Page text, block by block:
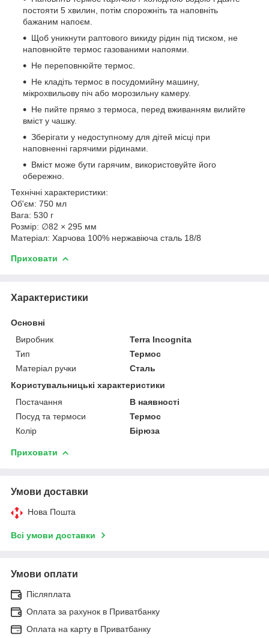
постояти 5 хвилин, потім спорожніть та наповніть
бажаним напоєм.
Щоб уникнути раптового викиду рідин під тиском, не
наповнюйте термос газованими напоями.
Не переповнюйте термос.
Не кладіть термос в посудомийну машину,
мікрохвильову піч або морозильну камеру.
Не пийте прямо з термоса, перед вживанням вилийте
вміст у чашку.
Зберігати у недоступному для дітей місці при
наповненні гарячими рідинами.
Вміст може бути гарячим, використовуйте його
обережно.
Технічні характеристики:
Об'єм: 750 мл
Вага: 530 г
Розмір: ∅82 × 295 мм
Матеріал: Харчова 100% нержавіюча сталь 18/8
Приховати
Характеристики
Основні
Виробник
Terra Incognita
Тип
Термос
Матеріал ручки
Сталь
Користувальницькі характеристики
Постачання
В наявності
Посуд та термоси
Термос
Колір
Бірюза
Приховати
Умови доставки
Нова Пошта
Всі умови доставки
Умови оплати
Післяплата
Оплата за рахунок в Приватбанку
Оплата на карту в Приватбанку